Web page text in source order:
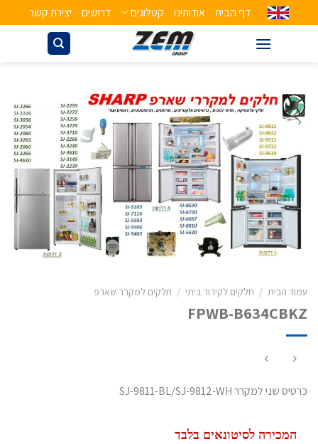
דף הבית אודותינו קטלוגים דרושים יצירת קשר
עמוד הבית / חלקים לקירור ביתי / חלקים למקרר שארפ
FPWB-B634CBKZ
כרטיס שני למקרר SJ-9811-BL/SJ-9812-WH
המכירה לסיטונאים בלבד